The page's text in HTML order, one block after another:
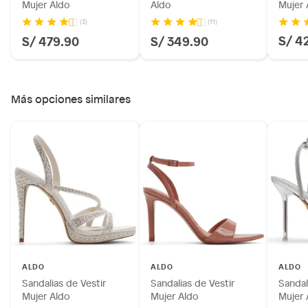
Mujer Aldo
(3)
S/ 479.90
Aldo
(11)
S/ 349.90
Mujer
S/
Más opciones similares
ALDO
Sandalias de Vestir
Mujer Aldo
ALDO
Sandalias de Vestir
Mujer Aldo
ALDO
Mujer